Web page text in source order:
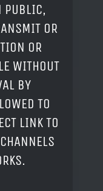
PUBLIC,
OR
OR
WITHOUT
BY
TO
LINK TO